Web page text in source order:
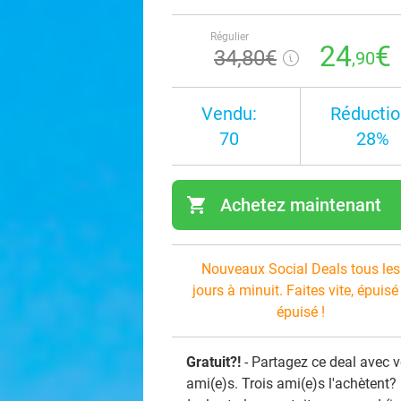
Régulier
34,80€ 24,90€
Vendu:
70
28%
shopping_cart Achetez maintenant
Nouveaux Social Deals tous les
jours à minuit. Faites vite, épuisé
épuisé !
Gratuit?! - Partagez ce deal avec
ami(e)s. Trois ami(e)s l'achètent?